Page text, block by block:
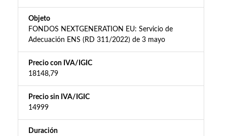
Objeto
FONDOS NEXTGENERATION EU: Servicio de
Adecuación ENS (RD 311/2022) de 3 mayo
Precio con IVA/IGIC
18148,79
Precio sin IVA/IGIC
14999
Duración